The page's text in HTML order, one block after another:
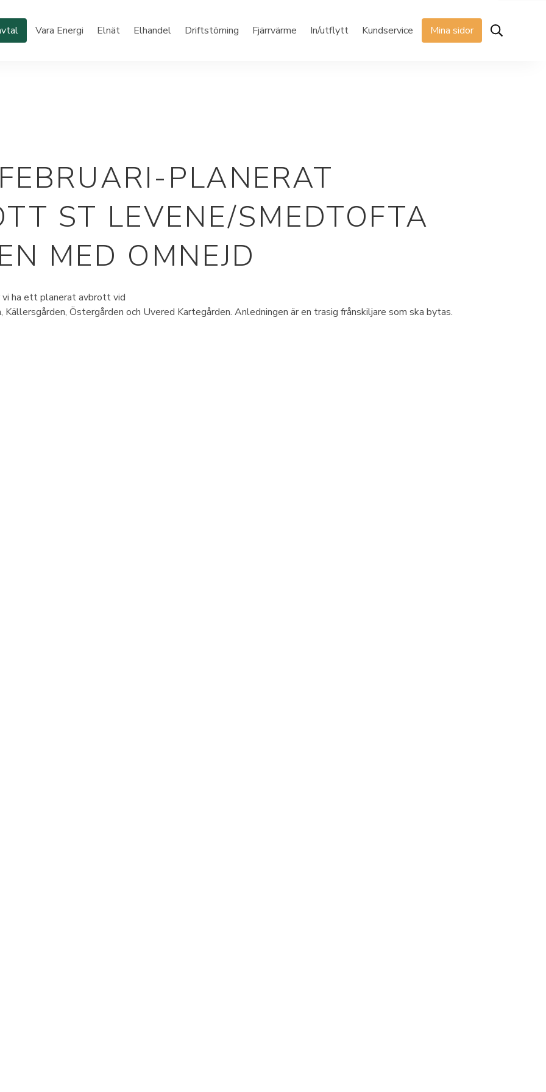
Vara Energi Elnät Elhandel Driftstörning Fjärrvärme In/utflytt Kundservice Mina sidor
PLANERAT
ST LEVENE/SMEDTOFTA
MED OMNEJD
ha ett planerat avbrott vid
Östergården och Uvered Kartegården. Anledningen är en trasig frånskiljare som ska bytas.